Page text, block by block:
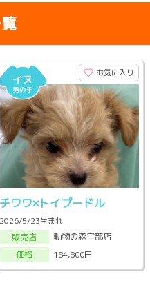
お気に入り
チワワ×トイプードル
2026/5/23生まれ
販売店
動物の森宇部店
価格
184,800円